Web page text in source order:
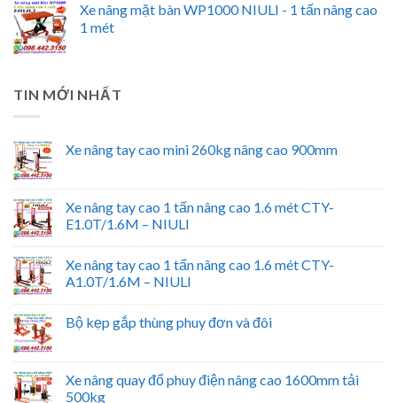
Xe nâng mặt bàn WP1000 NIULI - 1 tấn nâng cao
1 mét
TIN MỚI NHẤT
Xe nâng tay cao mini 260kg nâng cao 900mm
Xe nâng tay cao 1 tấn nâng cao 1.6 mét CTY-
E1.0T/1.6M – NIULI
Xe nâng tay cao 1 tấn nâng cao 1.6 mét CTY-
A1.0T/1.6M – NIULI
Bộ kẹp gắp thùng phuy đơn và đôi
Xe nâng quay đổ phuy điện nâng cao 1600mm tải
500kg